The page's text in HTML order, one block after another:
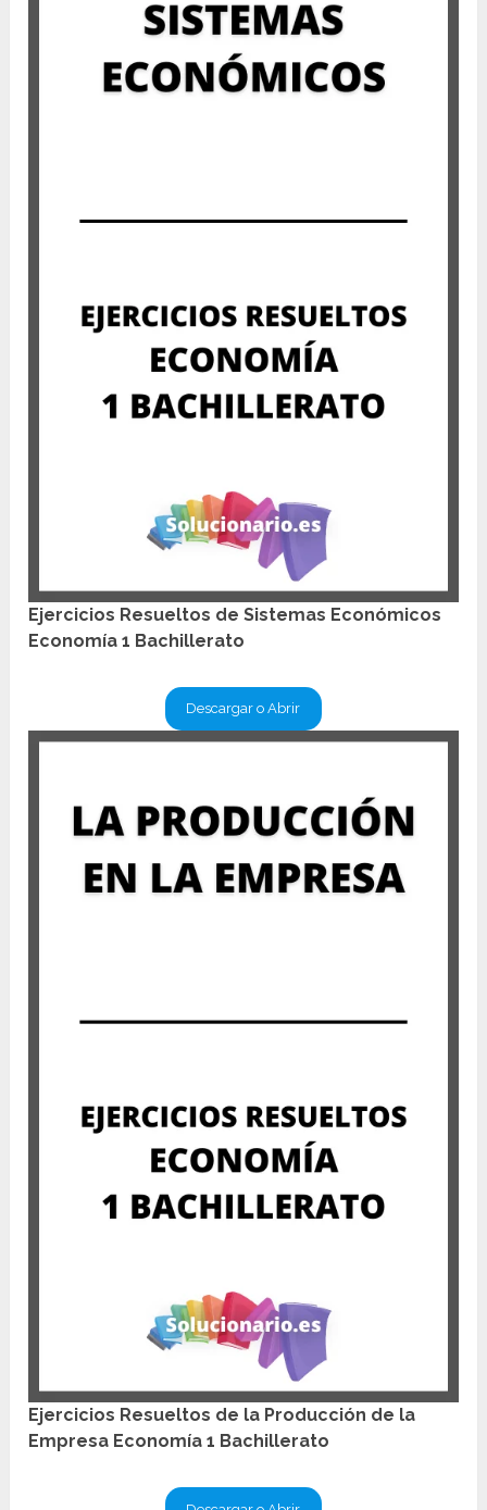
Ejercicios Resueltos de Sistemas Económicos
Economía 1 Bachillerato
Descargar o Abrir
Ejercicios Resueltos de la Producción de la
Empresa Economía 1 Bachillerato